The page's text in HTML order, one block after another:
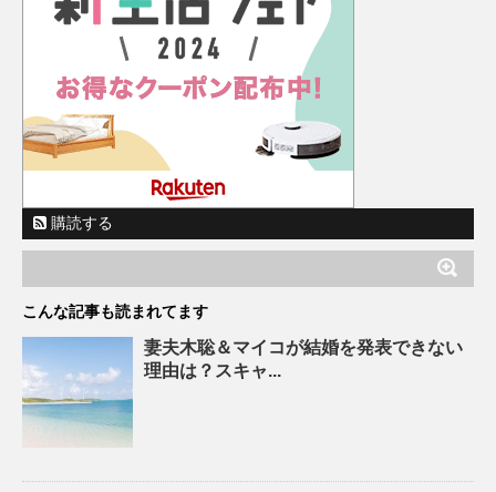
購読する
こんな記事も読まれてます
妻夫木聡＆マイコが結婚を発表できない
理由は？スキャ...